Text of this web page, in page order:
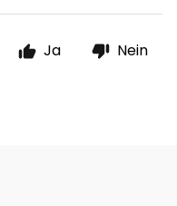
Ja Nein